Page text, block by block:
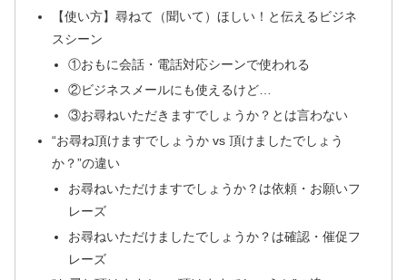
【使い方】尋ねて（聞いて）ほしい！と伝えるビジネ
スシーン
①おもに会話・電話対応シーンで使われる
②ビジネスメールにも使えるけど…
③お尋ねいただきますでしょうか？とは言わない
“お尋ね頂けますでしょうか vs 頂けましたでしょう
か？”の違い
お尋ねいただけますでしょうか？は依頼・お願いフ
レーズ
お尋ねいただけましたでしょうか？は確認・催促フ
レーズ